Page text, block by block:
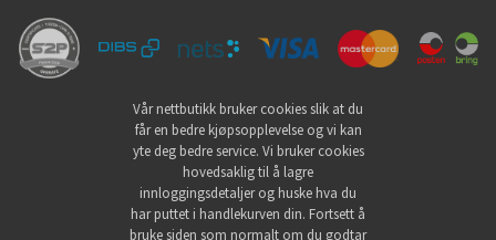
Vår nettbutikk bruker cookies slik at du
får en bedre kjøpsopplevelse og vi kan
yte deg bedre service. Vi bruker cookies
hovedsaklig til å lagre
innloggingsdetaljer og huske hva du
har puttet i handlekurven din. Fortsett å
bruke siden som normalt om du godtar